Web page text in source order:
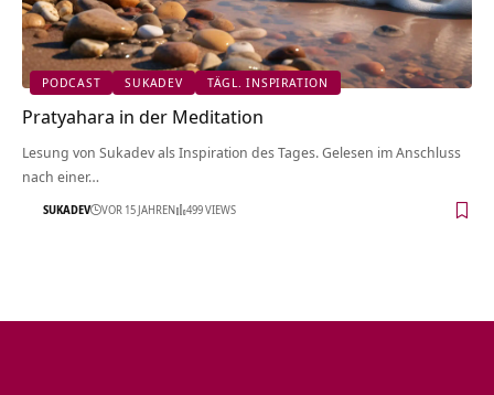
PODCAST SUKADEV TÄGL. INSPIRATION
Pratyahara in der Meditation
Lesung von Sukadev als Inspiration des Tages. Gelesen im Anschluss
nach einer…
SUKADEV VOR 15 JAHREN 499 VIEWS